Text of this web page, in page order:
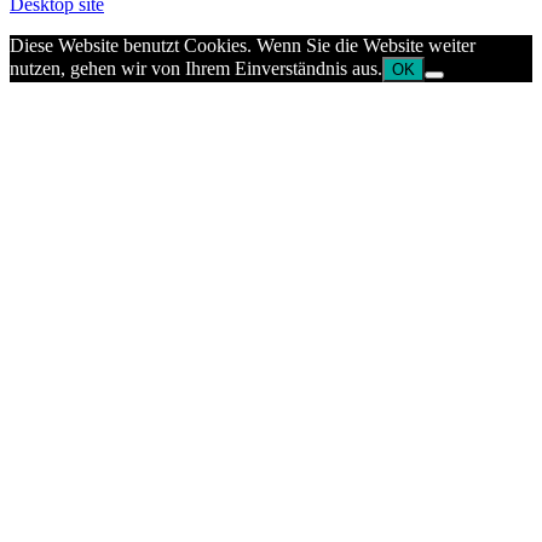
Diese Website benutzt Cookies. Wenn Sie die Website weiter
nutzen, gehen wir von Ihrem Einverständnis aus. OK